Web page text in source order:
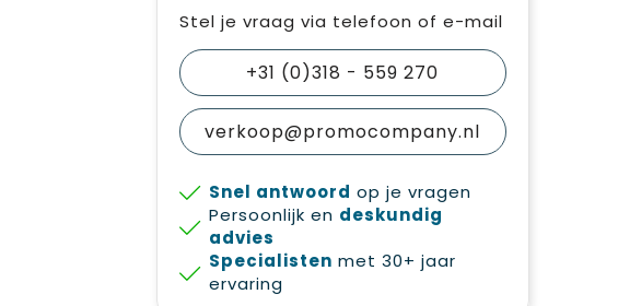
Stel je vraag via telefoon of e-mail
+31 (0)318 - 559 270
verkoop@promocompany.nl
Snel antwoord op je vragen
Persoonlijk en deskundig
advies
Specialisten met 30+ jaar
ervaring